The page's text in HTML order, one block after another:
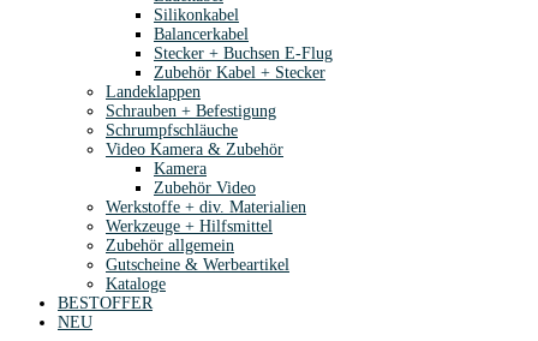
Silikonkabel
Balancerkabel
Stecker + Buchsen E-Flug
Zubehör Kabel + Stecker
Landeklappen
Schrauben + Befestigung
Schrumpfschläuche
Video Kamera & Zubehör
Kamera
Zubehör Video
Werkstoffe + div. Materialien
Werkzeuge + Hilfsmittel
Zubehör allgemein
Gutscheine & Werbeartikel
Kataloge
BESTOFFER
NEU